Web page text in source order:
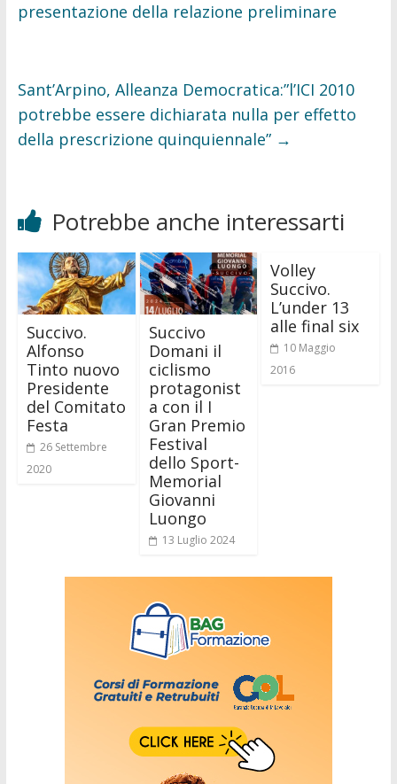
presentazione della relazione preliminare
Sant’Arpino, Alleanza Democratica:”l’ICI 2010
potrebbe essere dichiarata nulla per effetto
della prescrizione quinquiennale” →
Potrebbe anche interessarti
Succivo.
Alfonso
Tinto nuovo
Presidente
del Comitato
Festa
26 Settembre
2020
Succivo
Domani il
ciclismo
protagonist
a con il I
Gran Premio
Festival
dello Sport-
Memorial
Giovanni
Luongo
13 Luglio 2024
Volley
Succivo.
L’under 13
alle final six
10 Maggio
2016